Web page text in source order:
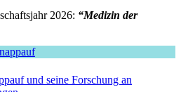
2026: “Medizin der
und seine Forschung an